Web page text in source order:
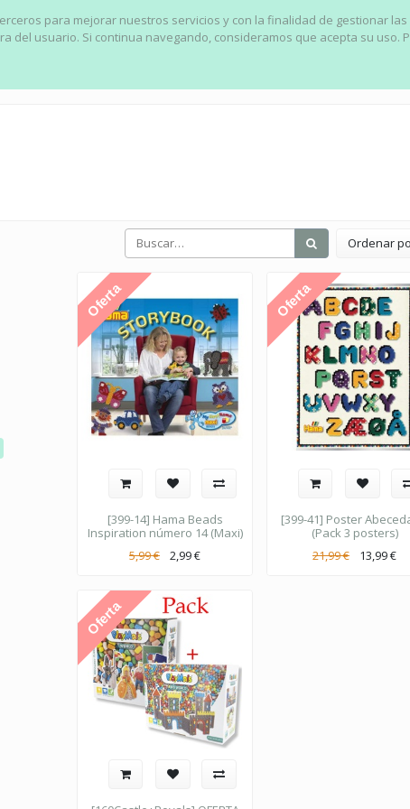
para mejorar nuestros servicios y con la finalidad de gestionar
del usuario. Si continua navegando, consideramos que acepta su uso.
Ordenar
Oferta
[399-14] Hama Beads
Inspiration número 14 (Maxi)
5,99€ 2,99€
Oferta
[399-41] Poster
(Pack 3 posters)
21,99€ 13,99€
Oferta